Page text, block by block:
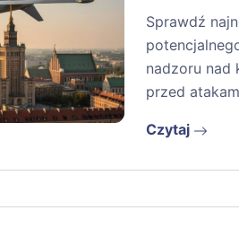
Sprawdź
nadzoru nad
przed
Czytaj